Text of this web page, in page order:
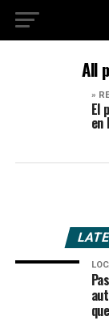
All
»
El
en